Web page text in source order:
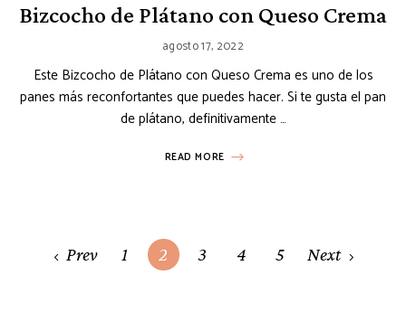
Bizcocho de Plátano con Queso Crema
agosto 17, 2022
Este Bizcocho de Plátano con Queso Crema es uno de los
panes más reconfortantes que puedes hacer. Si te gusta el pan
de plátano, definitivamente …
READ MORE
Posts Prev 1 2 3 4 5 Next